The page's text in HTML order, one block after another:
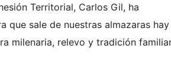
Territorial, Carlos Gil, ha
que sale de nuestras almazaras hay
milenaria, relevo y tradición